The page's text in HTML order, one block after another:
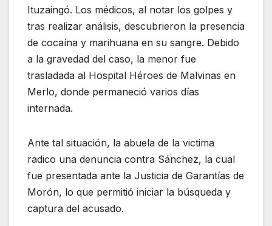
Ituzaingó. Los médicos, al notar los golpes y
tras realizar análisis, descubrieron la presencia
de cocaína y marihuana en su sangre. Debido
a la gravedad del caso, la menor fue
trasladada al Hospital Héroes de Malvinas en
Merlo, donde permaneció varios días
internada.
Ante tal situación, la abuela de la victima
radico una denuncia contra Sánchez, la cual
fue presentada ante la Justicia de Garantías de
Morón, lo que permitió iniciar la búsqueda y
captura del acusado.